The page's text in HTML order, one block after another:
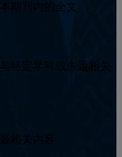
期刊内的全文
特定学科或主题相关
相关内容